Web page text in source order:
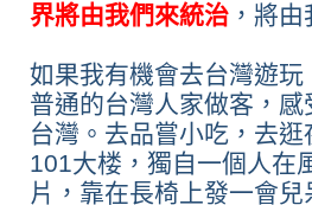
界將由我們來統治 ，將
如果我有機會去台灣遊
普通的台灣人家做客，
台灣。去品嘗小吃，去
101大楼，獨自一個人在
片，靠在長椅上發一會